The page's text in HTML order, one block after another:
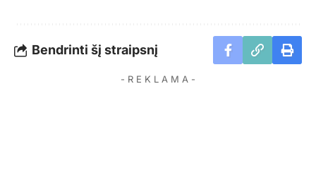
Bendrinti šį straipsnį
- R E K L A M A -